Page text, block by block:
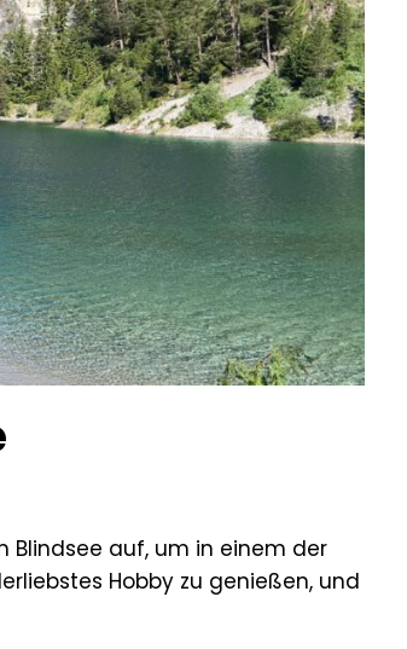
Blindsee auf, um in einem der
Hobby zu genießen, und